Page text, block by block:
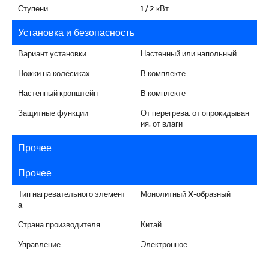
Ступени 1 / 2 кВт
Установка и безопасность
Вариант установки Настенный или напольный
Ножки на колёсиках В комплекте
Настенный кронштейн В комплекте
Защитные функции
От перегрева, от опрокидыван
ия, от влаги
Прочее
Прочее
Тип нагревательного элемент
а
Монолитный X-образный
Страна производителя Китай
Управление Электронное